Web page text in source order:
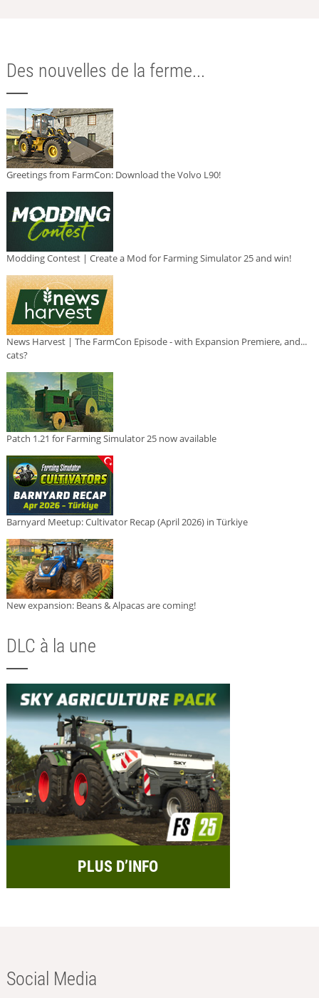
Des nouvelles de la ferme...
Greetings from FarmCon: Download the Volvo L90!
Modding Contest | Create a Mod for Farming Simulator 25 and win!
News Harvest | The FarmCon Episode - with Expansion Premiere, and...
cats?
Patch 1.21 for Farming Simulator 25 now available
Barnyard Meetup: Cultivator Recap (April 2026) in Türkiye
New expansion: Beans & Alpacas are coming!
DLC à la une
PLUS D’INFO
Social Media